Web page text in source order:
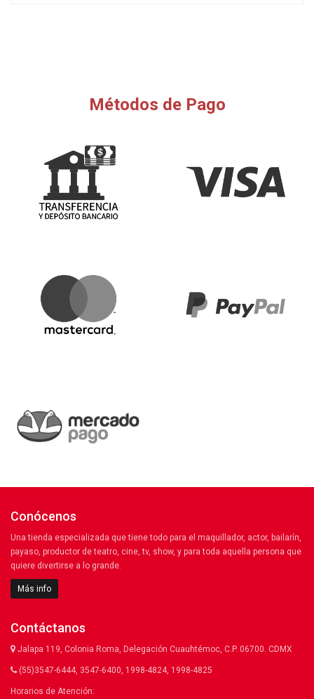
Métodos de Pago
Conócenos
Una tienda especializada que tiene todo para el maquillador, actor, bailarín,
payaso, productor de teatro, cine, tv, show, y para toda aquella persona que
quiere divertirse a lo grande.
Más info
Contáctanos
Jalapa 119, Colonia Roma, Delegación Cuauhtémoc, C.P. 06700. CDMX
(55)3547-6444, 3547-6400, 1998-4824, 1998-4825
Horarios de Atención: